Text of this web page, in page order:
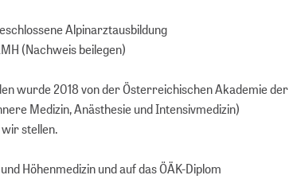
Alpinarztausbildung
(Nachweis beilegen)
wurde 2018 von der Österreichischen Akademie der
Medizin, Anästhesie und Intensivmedizin)
stellen.
Höhenmedizin und auf das ÖÄK-Diplom